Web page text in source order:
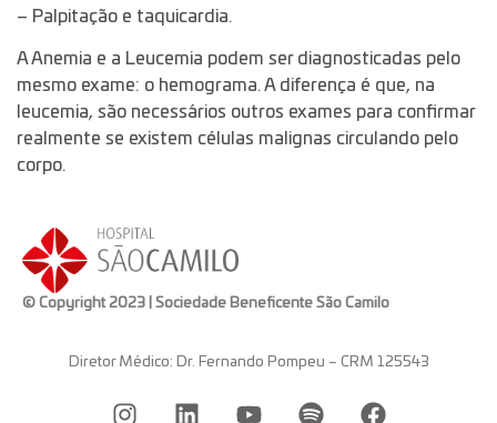
– Palpitação e taquicardia.
A Anemia e a Leucemia podem ser diagnosticadas pelo
mesmo exame: o hemograma. A diferença é que, na
leucemia, são necessários outros exames para confirmar
realmente se existem células malignas circulando pelo
corpo.
© Copyright 2023 | Sociedade Beneficente São Camilo
Diretor Médico: Dr. Fernando Pompeu – CRM 125543